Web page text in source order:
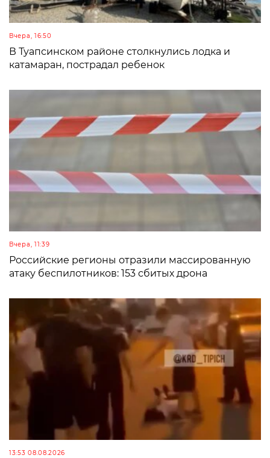
Вчера, 16:50
В Туапсинском районе столкнулись лодка и
катамаран, пострадал ребенок
Вчера, 11:39
Российские регионы отразили массированную
атаку беспилотников: 153 сбитых дрона
13:53 08.08.2026